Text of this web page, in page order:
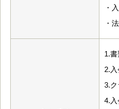
・
・
1.
2.
3.
4.